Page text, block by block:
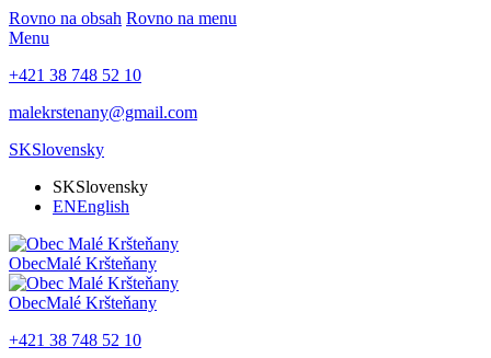
Rovno na obsah Rovno na menu
Menu
+421 38 748 52 10
malekrstenany@gmail.com
SKSlovensky
SKSlovensky
ENEnglish
ObecMalé Kršteňany
ObecMalé Kršteňany
+421 38 748 52 10